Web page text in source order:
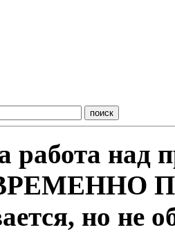
работа над
ВРЕМЕННО
но не